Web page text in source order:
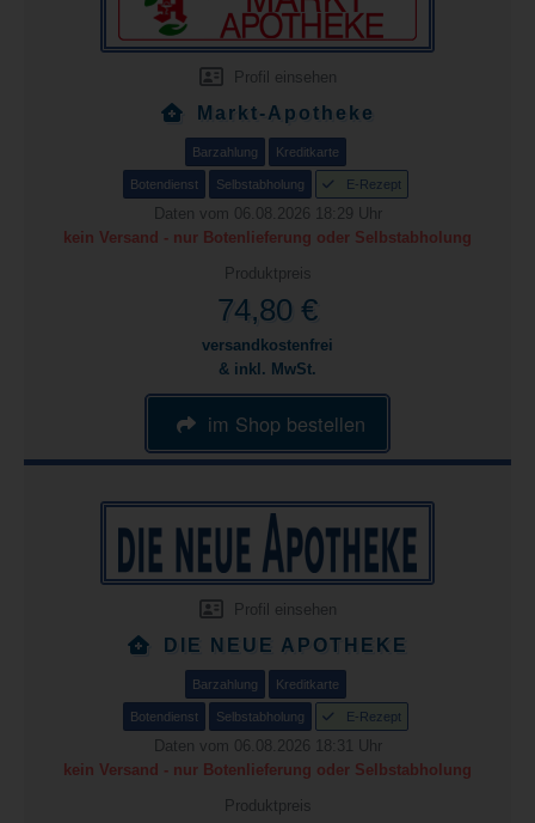
Profil einsehen
Markt-Apotheke
Barzahlung Kreditkarte
Botendienst Selbstabholung E-Rezept
Daten vom 06.08.2026 18:29 Uhr
kein Versand - nur Botenlieferung oder Selbstabholung
Produktpreis
74,80 €
versandkostenfrei
& inkl. MwSt.
im Shop bestellen
Profil einsehen
DIE NEUE APOTHEKE
Barzahlung Kreditkarte
Botendienst Selbstabholung E-Rezept
Daten vom 06.08.2026 18:31 Uhr
kein Versand - nur Botenlieferung oder Selbstabholung
Produktpreis